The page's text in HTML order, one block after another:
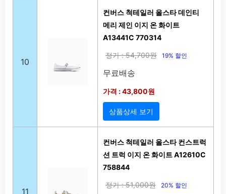
10
컨버스 척테일러 올스타 데인티
메리 제인 이지 온 화이트
A13441C 770314
정가 : 54,700원 19% 할인
무료배송
가격 : 43,800원
상품상세 보기
11
컨버스 척테일러 올스타 컨스트럭
션 트럭 이지 온 화이트 A12610C
758844
정가 : 51,000원 20% 할인